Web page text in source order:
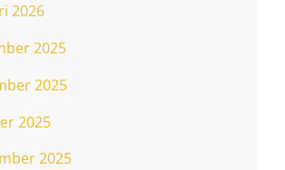
2026
2025
2025
2025
2025